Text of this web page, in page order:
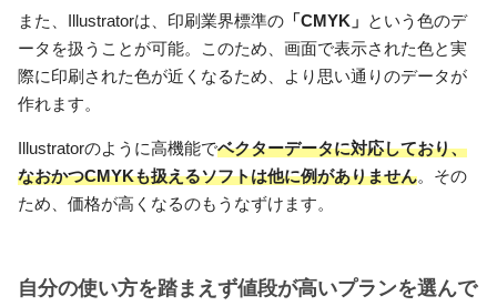
また、Illustratorは、印刷業界標準の 「CMYK」 という色のデ
ータを扱うことが可能。このため、画面で表示された色と実
際に印刷された色が近くなるため、より思い通りのデータが
作れます。
Illustratorのように高機能でベクターデータに対応しており、
なおかつCMYKも扱えるソフトは他に例がありません。その
ため、価格が高くなるのもうなずけます。
自分の使い方を踏まえず値段が高いプランを選んで